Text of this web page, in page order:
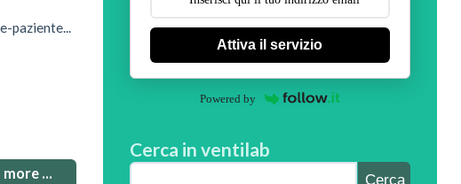
paziente...
more ...
Attiva il servizio
Powered by
Cerca in ventilab